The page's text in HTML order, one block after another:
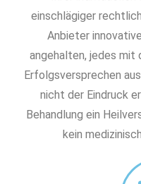
einschlägiger
Anbieter
angehalten, jedes mit
Erfolgsversprechen
nicht der Eindruck
Behandlung ein
kein